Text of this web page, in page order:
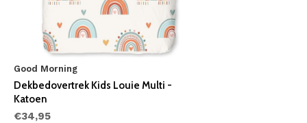
Good Morning
Dekbedovertrek Kids Louie Multi -
Katoen
€34,95